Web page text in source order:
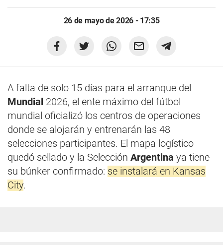
26 de mayo de 2026 - 17:35
A falta de solo 15 días para el arranque del
Mundial 2026, el ente máximo del fútbol
mundial oficializó los centros de operaciones
donde se alojarán y entrenarán las 48
selecciones participantes. El mapa logístico
quedó sellado y la Selección Argentina ya tiene
su búnker confirmado: se instalará en Kansas
City.